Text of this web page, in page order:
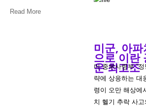
Read More
미군, 아
으로 이란
운 최고조
미 중부사령부 “
략에 상응하는 대
령이 오만 해상에
치 헬기 추락 사고